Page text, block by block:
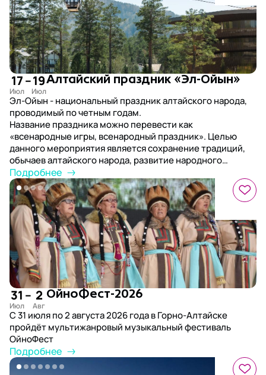
17–19Алтайский праздник «Эл-Ойын»
Эл-Ойын - национальный праздник алтайского народа,
проводимый по четным годам.
Название праздника можно перевести как
«всенародные игры, всенародный праздник». Целью
данного мероприятия является сохранение традиций,
обычаев алтайского народа, развитие народного
творчества, взаимообогащение культур народов.
Подробнее
31 – 2 ОйноФест-2026
С 31 июля по 2 августа 2026 года в Горно-Алтайске
пройдёт мультижанровый музыкальный фестиваль
ОйноФест
Подробнее